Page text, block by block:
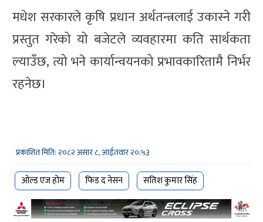
मधेश सरकारले कृषि प्रधान अर्थतन्त्रलाई उकास्ने गरी
प्रस्तुत गरेको यो बजेटले व्यवहारमा कति सार्थकता
ल्याउँछ, त्यो भने कार्यान्वयनको प्रभावकारितामै निर्भर
रहनेछ।
प्रकाशित मिति: २०८२ असार ८, आईतवार २०:५३
ओल्ड एज होम फिड द नेसन सतिश कुमार सिंह